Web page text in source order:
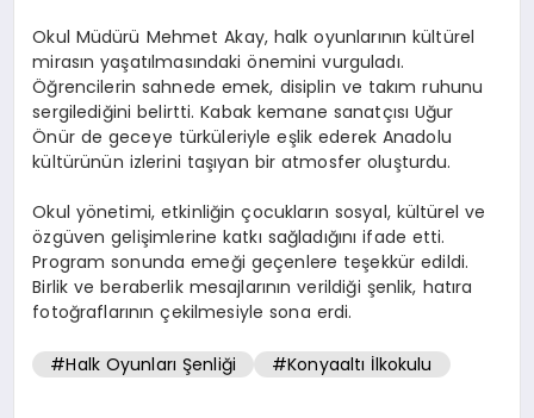
Okul Müdürü Mehmet Akay, halk oyunlarının kültürel
mirasın yaşatılmasındaki önemini vurguladı.
Öğrencilerin sahnede emek, disiplin ve takım ruhunu
sergilediğini belirtti. Kabak kemane sanatçısı Uğur
Önür de geceye türküleriyle eşlik ederek Anadolu
kültürünün izlerini taşıyan bir atmosfer oluşturdu.
Okul yönetimi, etkinliğin çocukların sosyal, kültürel ve
özgüven gelişimlerine katkı sağladığını ifade etti.
Program sonunda emeği geçenlere teşekkür edildi.
Birlik ve beraberlik mesajlarının verildiği şenlik, hatıra
fotoğraflarının çekilmesiyle sona erdi.
#Halk Oyunları Şenliği #Konyaaltı İlkokulu